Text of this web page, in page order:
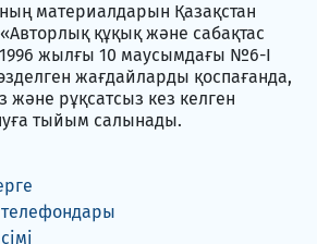
материалдарын Қазақстан
құқық және сабақтас
1996 жылғы 10 маусымдағы №6-I
жағдайларды қоспағанда,
және рұқсатсыз кез келген
тыйым салынады.